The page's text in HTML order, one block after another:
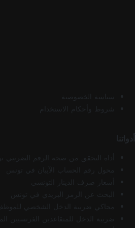
سياسة الخصوصية
شروط وأحكام الاستخدام
أدواتنا
أداة التحقق من صحة الرقم الضريبي
محول رقم الحساب الآيبان في تونس
أسعار صرف الدينار التونسي
البحث عن الرمز البريدي في تونس
محاكي ضريبة الدخل الشخصي للموظف/
ضريبة الدخل للمتقاعدين الفرنسيين